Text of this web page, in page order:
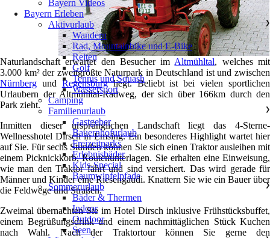
Naturlandschaft erwartet den Besucher im Altmühltal, welches mit
3.000 km² der zweitgrößte Naturpark in Deutschland ist und zwischen
Nürnberg und Regensburgliegt. Beliebt ist bei vielen sportlichen
Urlaubern der Altmühltal-Radweg, der sich über 166km durch den
Park zieht.
Inmitten dieser ursprünglichen Landschaft liegt das 4-Sterne-
Wellnesshotel Dirsch in Emsing. Ein besonderes Highlight wartet hier
auf Sie. Für sechs Stunden können Sie sich einen Traktor ausleihen mit
einem Picknickkorb, Routenunterlagen. Sie erhalten eine Einweisung,
wie man den Traktor fährt und sind versichert. Das wird gerade für
Männer und Kinder eine Riesengaudi. Knattern Sie wie ein Bauer über
die Feldwege und Straßen.
Zweimal übernachten Sie im Hotel Dirsch inklusive Frühstücksbuffet,
einem Begrüßungsdrink und einem nachmittäglichen Stück Kuchen
nach Wahl. Nach der Traktortour können Sie gerne den
Bayern Videos
Bayern Erleben
Aktivurlaub
❯
Wandern
Rad, Mountainbike und E-Bike
Reiten
Golf
Tennis und Squash
Wassersport
Camping
Familienurlaub
❯
Gastgeber
Bauernhofurlaub
Freizeitparks
Erlebnisbäder
Kids-Special
Baumwipfelpfade
Sommerurlaub
❯
Bäder & Thermen
Indoor
Outdoor
Seen